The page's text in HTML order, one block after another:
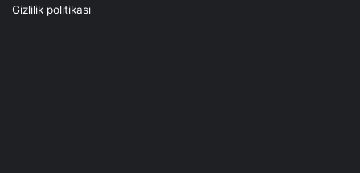
Gizlilik politikası